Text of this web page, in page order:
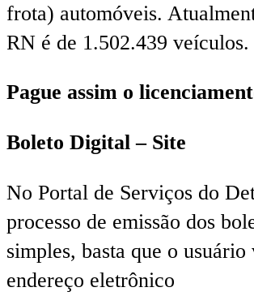
frota) automóveis.
RN é de 1.502.439 veículos.
Pague assim o
Boleto Digital – Site
No Portal de Serviços do
processo de emissão dos
simples, basta que o usuário
endereço eletrônico